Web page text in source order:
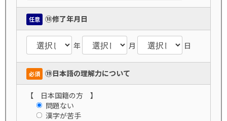
任意 ⑱修了年月日
年 月 日
必須 ⑲日本語の理解力について
【 日本国籍の方 】
問題ない
漢字が苦手